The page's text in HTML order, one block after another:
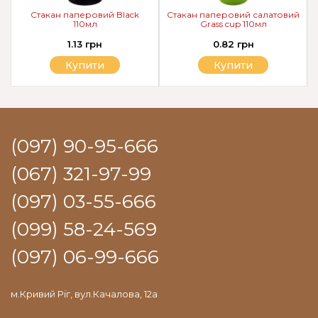
Стакан паперовий салатовий
Grass cup 110мл
0.82 грн
Купити
Стакан паперовий Black
110мл
1.13 грн
Купити
(097) 90-95-666
(067) 321-97-99
(097) 03-55-666
(099) 58-24-569
(097) 06-99-666
м.Кривий Ріг, вул.Качалова, 12а